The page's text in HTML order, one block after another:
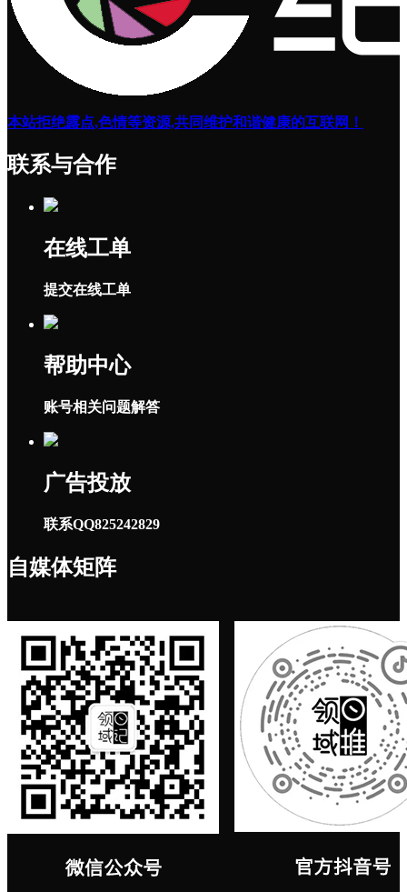
本站拒绝露点,色情等资源,共同维护和谐健康的互联网！
联系与合作
在线工单
提交在线工单
帮助中心
账号相关问题解答
广告投放
联系QQ825242829
自媒体矩阵